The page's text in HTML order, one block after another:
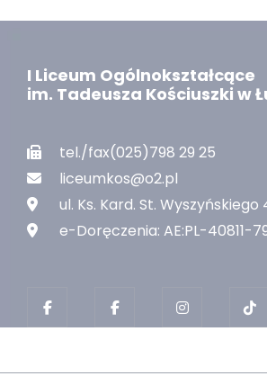
I Liceum Ogólnokształcące
im. Tadeusza Kościuszki w
tel./fax(025)798 29 25
liceumkos@o2.pl
ul. Ks. Kard. St. Wyszyńskiego
e-Doręczenia: AE:PL-40811-